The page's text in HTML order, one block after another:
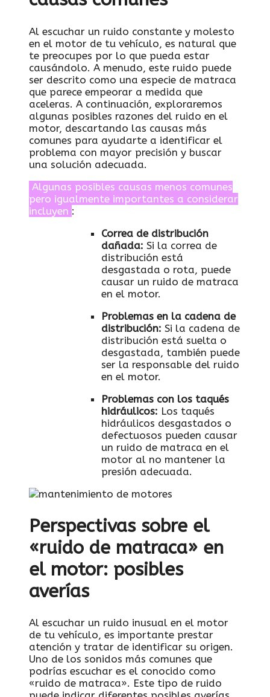
Al⁤ escuchar un ruido constante y molesto
‍en el motor de tu vehículo, es​ natural que
te preocupes⁤ por lo que⁢ pueda estar
causándolo. A menudo, este ruido puede⁤
ser descrito como una especie de matraca ​
que parece empeorar a⁢ medida que
aceleras. A continuación, exploraremos
algunas posibles razones del⁣ ruido en el
motor, descartando las causas ​más
‌comunes para ayudarte a identificar ⁢el
problema con mayor precisión y buscar
una solución adecuada.
Algunas‍ posibles causas‌ menos comunes
pero igualmente importantes a considerar
⁤incluyen :
Correa de distribución
dañada: Si‍ la correa⁢ de​
distribución está
desgastada o⁣ rota, puede
causar un ruido⁤ de matraca
en‍ el motor.
Problemas‍ en ‌la cadena de
distribución: Si la cadena de
⁤distribución está ⁢suelta o
desgastada, también puede
ser⁢ la responsable⁢ del ruido
en el‍ motor.
Problemas con‍ los‌ taqués
‍hidráulicos: ⁤Los taqués
hidráulicos desgastados o
⁢defectuosos ​pueden causar⁤
un ruido de matraca en el
⁤motor​ al no mantener la
presión adecuada.
Perspectivas‍ sobre el
«ruido de ‌matraca» en
el ‌motor: posibles‍
averías
Al escuchar un ruido inusual en el motor
de tu vehículo, es ‌importante‍ prestar
atención y tratar de identificar su origen.
Uno de⁤ los sonidos más‍ comunes ⁢que
podrías escuchar es el conocido como‌
«ruido de matraca». Este tipo ​de ruido